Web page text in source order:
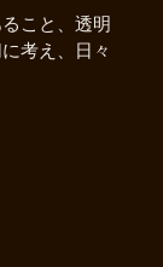
こと、透明
考え、日々